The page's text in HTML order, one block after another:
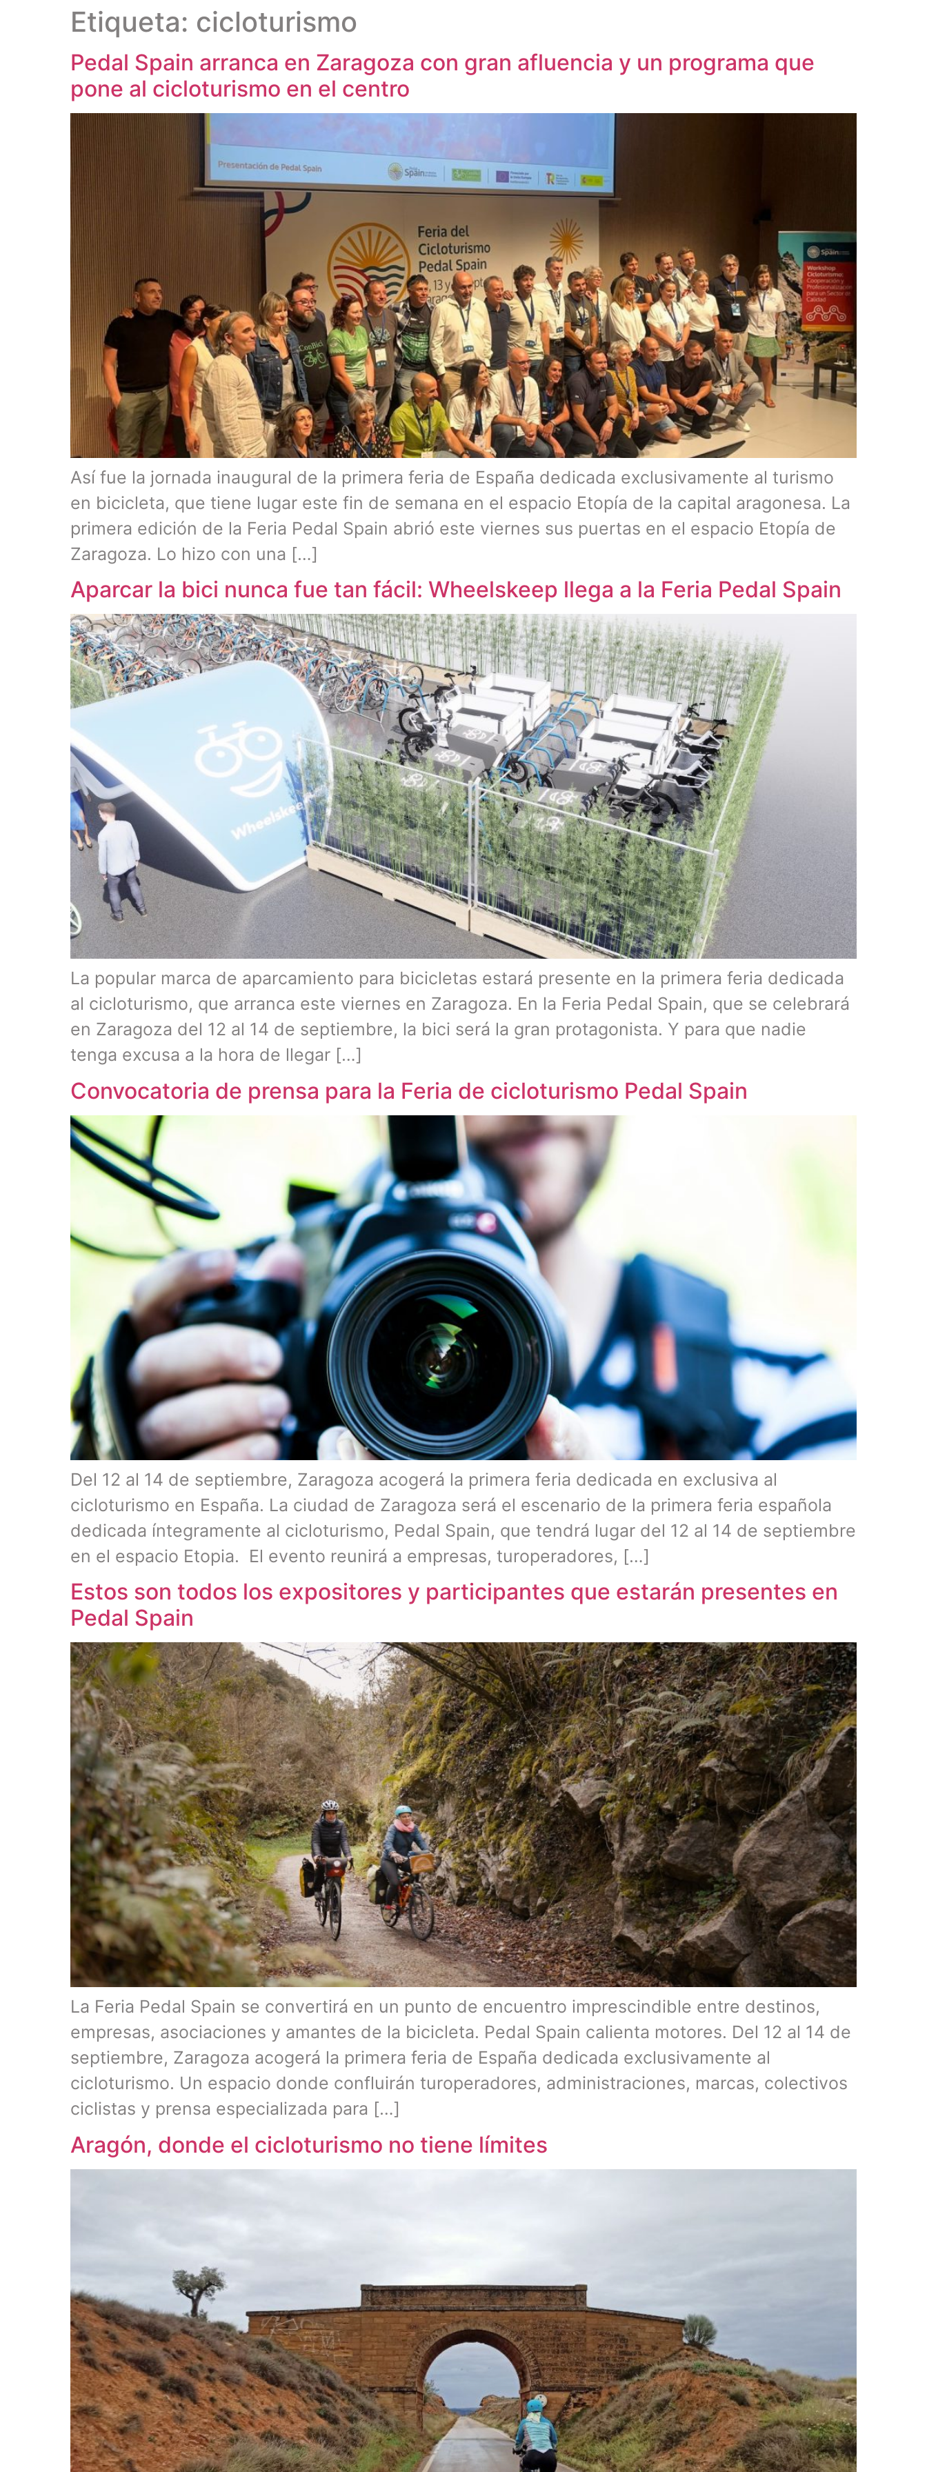
Etiqueta: cicloturismo
Pedal Spain arranca en Zaragoza con gran afluencia y un programa que
pone al cicloturismo en el centro
Así fue la jornada inaugural de la primera feria de España dedicada exclusivamente al turismo
en bicicleta, que tiene lugar este fin de semana en el espacio Etopía de la capital aragonesa. La
primera edición de la Feria Pedal Spain abrió este viernes sus puertas en el espacio Etopía de
Zaragoza. Lo hizo con una […]
Aparcar la bici nunca fue tan fácil: Wheelskeep llega a la Feria Pedal Spain
La popular marca de aparcamiento para bicicletas estará presente en la primera feria dedicada
al cicloturismo, que arranca este viernes en Zaragoza. En la Feria Pedal Spain, que se celebrará
en Zaragoza del 12 al 14 de septiembre, la bici será la gran protagonista. Y para que nadie
tenga excusa a la hora de llegar […]
Convocatoria de prensa para la Feria de cicloturismo Pedal Spain
Del 12 al 14 de septiembre, Zaragoza acogerá la primera feria dedicada en exclusiva al
cicloturismo en España. La ciudad de Zaragoza será el escenario de la primera feria española
dedicada íntegramente al cicloturismo, Pedal Spain, que tendrá lugar del 12 al 14 de septiembre
en el espacio Etopia. El evento reunirá a empresas, turoperadores, […]
Estos son todos los expositores y participantes que estarán presentes en
Pedal Spain
La Feria Pedal Spain se convertirá en un punto de encuentro imprescindible entre destinos,
empresas, asociaciones y amantes de la bicicleta. Pedal Spain calienta motores. Del 12 al 14 de
septiembre, Zaragoza acogerá la primera feria de España dedicada exclusivamente al
cicloturismo. Un espacio donde confluirán turoperadores, administraciones, marcas, colectivos
ciclistas y prensa especializada para […]
Aragón, donde el cicloturismo no tiene límites